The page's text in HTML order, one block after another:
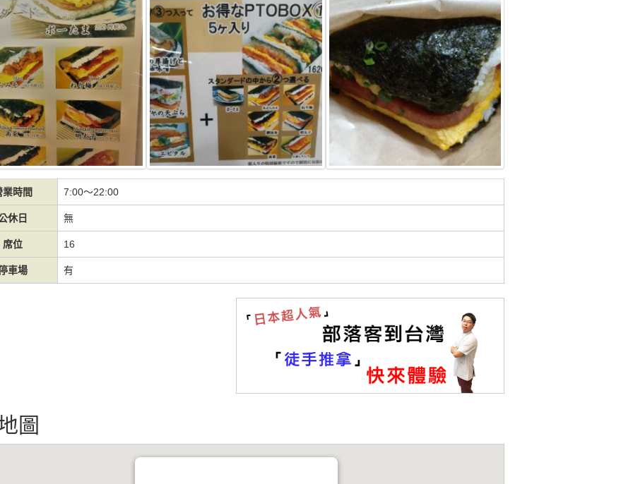
業時間 7:00～22:00
休日 無
席位 16
車場 有
圖